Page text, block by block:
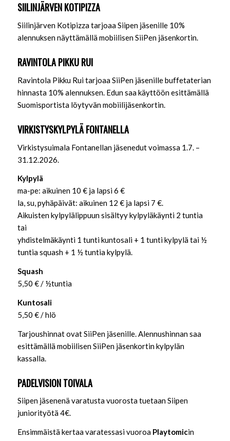
SIILINJÄRVEN KOTIPIZZA
Siilinjärven Kotipizza tarjoaa Siipen jäsenille 10%
alennuksen näyttämällä mobiilisen SiiPen jäsenkortin.
RAVINTOLA PIKKU RUI
Ravintola Pikku Rui tarjoaa SiiPen jäsenille buffetaterian
hinnasta 10% alennuksen. Edun saa käyttöön esittämällä
Suomisportista löytyvän mobiilijäsenkortin.
VIRKISTYSKYLPYLÄ FONTANELLA
Virkistysuimala Fontanellan jäsenedut voimassa 1.7. –
31.12.2026.
Kylpylä
ma-pe: aikuinen 10 € ja lapsi 6 €
la, su, pyhäpäivät: aikuinen 12 € ja lapsi 7 €.
Aikuisten kylpylälippuun sisältyy kylpyläkäynti 2 tuntia
tai
yhdistelmäkäynti 1 tunti kuntosali + 1 tunti kylpylä tai ½
tuntia squash + 1 ½ tuntia kylpylä.
Squash
5,50 € / ½tuntia
Kuntosali
5,50 € / hlö
Tarjoushinnat ovat SiiPen jäsenille. Alennushinnan saa
esittämällä mobiilisen SiiPen jäsenkortin kylpylän
kassalla.
PADELVISION TOIVALA
Siipen jäsenenä varatusta vuorosta tuetaan Siipen
juniorityötä 4€.
Ensimmäistä kertaa varatessasi vuoroa Playtomicin